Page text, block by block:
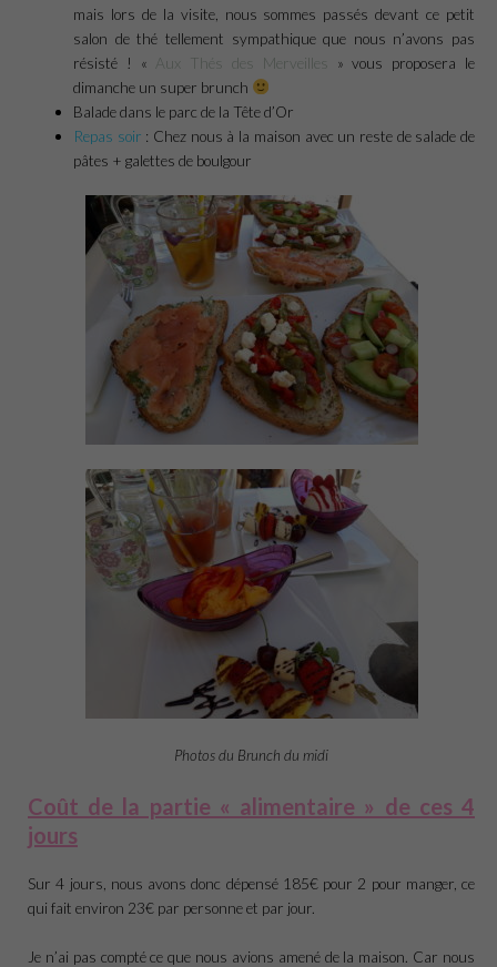
mais lors de la visite, nous sommes passés devant ce petit
salon de thé tellement sympathique que nous n’avons pas
résisté ! «
Aux Thés des Merveilles » vous proposera le
dimanche un super brunch
Balade dans le parc de la Tête d’Or
Repas soir : Chez nous à la maison avec un reste de salade de
pâtes + galettes de boulgour
Photos du Brunch du midi
Coût de la partie « alimentaire » de ces 4
jours
Sur 4 jours, nous avons donc dépensé 185€ pour 2 pour manger, ce
qui fait environ 23€ par personne et par jour.
Je n’ai pas compté ce que nous avions amené de la maison. Car nous